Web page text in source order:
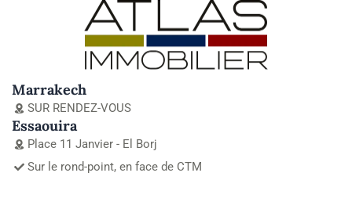
Marrakech
SUR RENDEZ-VOUS
Essaouira
Place 11 Janvier - El Borj
Sur le rond-point, en face de CTM